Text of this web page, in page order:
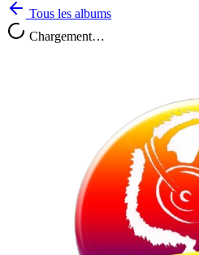
Tous les albums
Chargement…